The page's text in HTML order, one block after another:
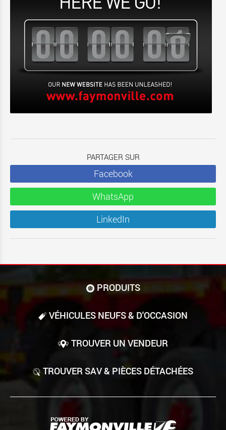
PARTAGER SUR
Facebook
WhatsApp
LinkedIn
PRODUITS
VÉHICULES NEUFS & D'OCCASION
TROUVER UN VENDEUR
TROUVER SAV & PIÈCES DÉTACHÉES